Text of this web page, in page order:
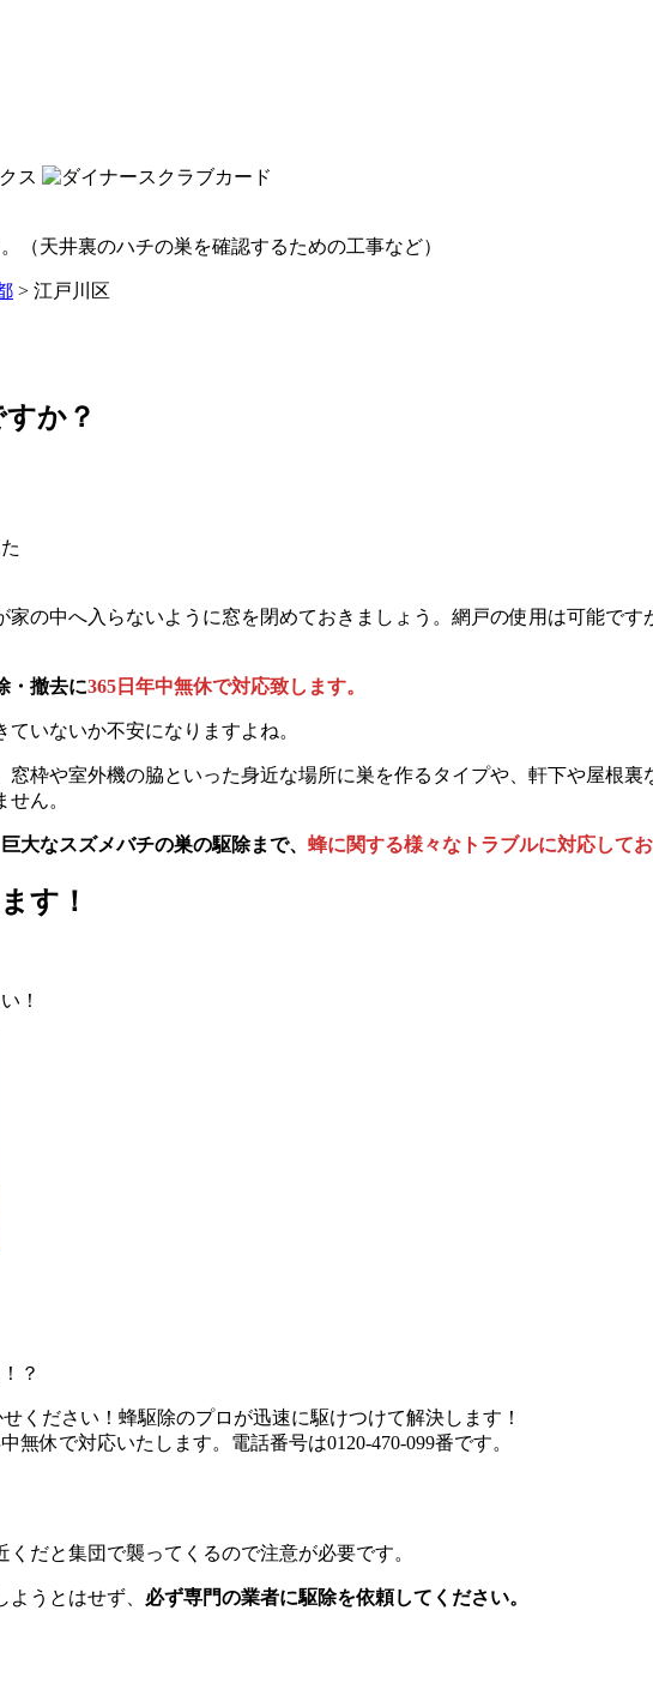
（天井裏のハチの巣を確認するための工事など）
> 江戸川区
か？
の中へ入らないように窓を閉めておきましょう。網戸の使用は可能で
・撤去に365日年中無休で対応致します。
いないか不安になりますよね。
枠や室外機の脇といった身近な場所に巣を作るタイプや、軒下や屋根
ん。
大なスズメバチの巣の駆除まで、 蜂に関する様々なトラブルに対応して
す！
！
？
だと集団で襲ってくるので注意が必要です。
うとはせず、 必ず専門の業者に駆除を依頼してください。